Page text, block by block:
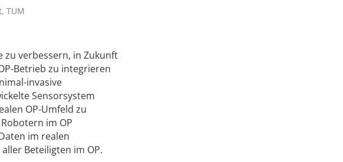
TUM
zu verbessern, in Zukunft
Betrieb zu integrieren
invasive
Sensorsystem
OP-Umfeld zu
im OP
im realen
Beteiligten im OP.